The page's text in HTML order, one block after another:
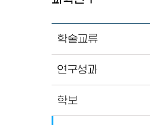
학술교류
연구성과
학보